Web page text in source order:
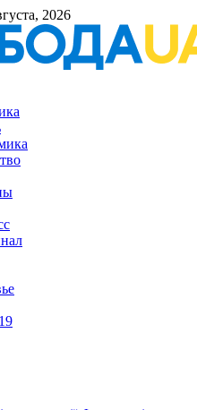
2026